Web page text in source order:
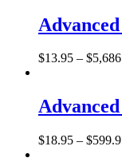
$13.95 – $5,686
$18.95 – $599.